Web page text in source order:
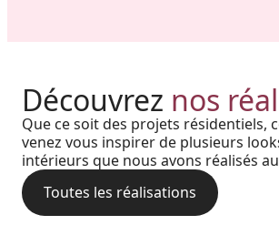
Découvrez nos
Que ce soit des projets résidentiels,
venez vous inspirer de plusieurs
intérieurs que nous avons réalisés
Toutes les réalisations
Réalisation au
Brunswick : Charme
durabilité absolue
rampes et colonnes en
Harmonie, prestige et
: quand chaque détail
architectural prend vie
nos solutions haut de
Cour arrière d’une
L’alliance du style bois
performance